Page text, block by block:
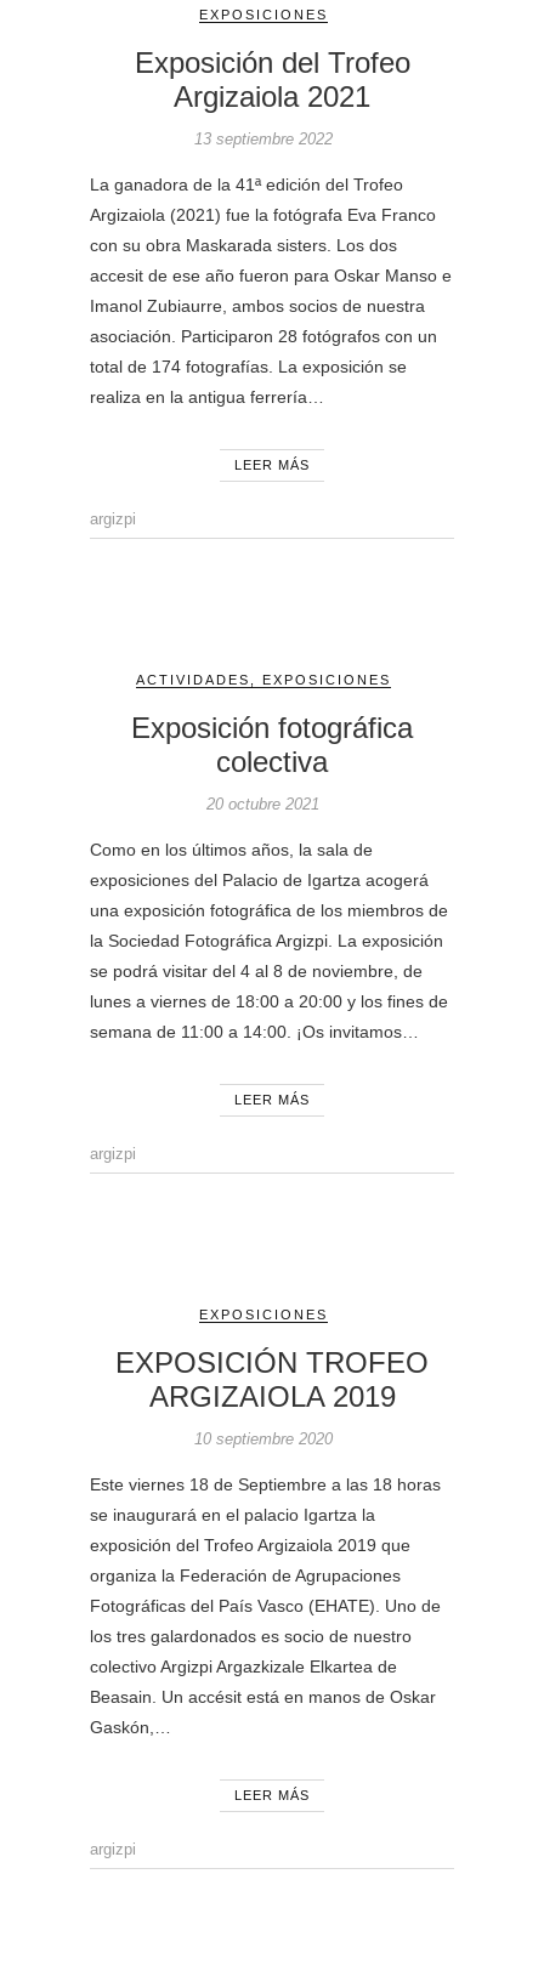
EXPOSICIONES
Exposición del Trofeo
Argizaiola 2021
13 septiembre 2022
La ganadora de la 41ª edición del Trofeo
Argizaiola (2021) fue la fotógrafa Eva Franco
con su obra Maskarada sisters. Los dos
accesit de ese año fueron para Oskar Manso e
Imanol Zubiaurre, ambos socios de nuestra
asociación. Participaron 28 fotógrafos con un
total de 174 fotografías. La exposición se
realiza en la antigua ferrería…
LEER MÁS
argizpi
ACTIVIDADES EXPOSICIONES
Exposición fotográfica
colectiva
20 octubre 2021
Como en los últimos años, la sala de
exposiciones del Palacio de Igartza acogerá
una exposición fotográfica de los miembros de
la Sociedad Fotográfica Argizpi. La exposición
se podrá visitar del 4 al 8 de noviembre, de
lunes a viernes de 18:00 a 20:00 y los fines de
semana de 11:00 a 14:00. ¡Os invitamos…
LEER MÁS
argizpi
EXPOSICIONES
EXPOSICIÓN TROFEO
ARGIZAIOLA 2019
10 septiembre 2020
Este viernes 18 de Septiembre a las 18 horas
se inaugurará en el palacio Igartza la
exposición del Trofeo Argizaiola 2019 que
organiza la Federación de Agrupaciones
Fotográficas del País Vasco (EHATE). Uno de
los tres galardonados es socio de nuestro
colectivo Argizpi Argazkizale Elkartea de
Beasain. Un accésit está en manos de Oskar
Gaskón,…
LEER MÁS
argizpi